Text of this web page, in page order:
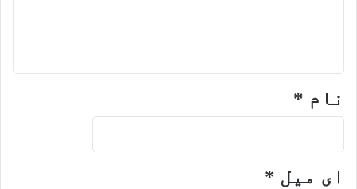
نام *
ای میل *